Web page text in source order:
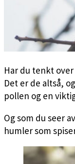
Har du tenkt
Det er de altså,
pollen og en
Og som du seer
humler som